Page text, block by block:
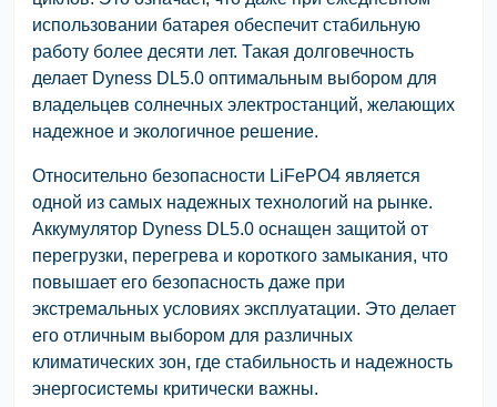
использовании батарея обеспечит стабильную
работу более десяти лет. Такая долговечность
делает Dyness DL5.0 оптимальным выбором для
владельцев солнечных электростанций, желающих
надежное и экологичное решение.
Относительно безопасности LiFePO4 является
одной из самых надежных технологий на рынке.
Аккумулятор Dyness DL5.0 оснащен защитой от
перегрузки, перегрева и короткого замыкания, что
повышает его безопасность даже при
экстремальных условиях эксплуатации. Это делает
его отличным выбором для различных
климатических зон, где стабильность и надежность
энергосистемы критически важны.